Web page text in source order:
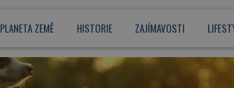
PLANETA ZEMĚ HISTORIE ZAJÍMAVOSTI